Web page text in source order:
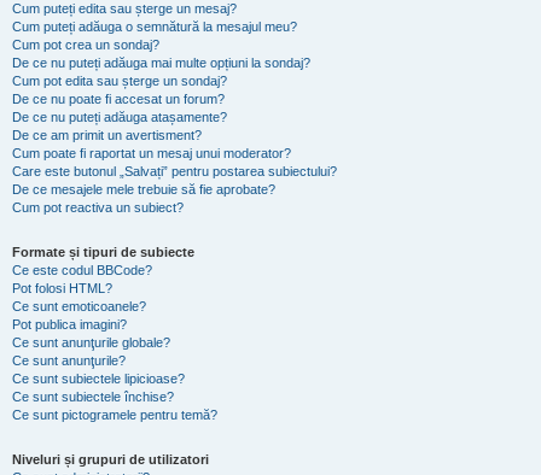
Cum puteți edita sau șterge un mesaj?
Cum puteți adăuga o semnătură la mesajul meu?
Cum pot crea un sondaj?
De ce nu puteți adăuga mai multe opțiuni la sondaj?
Cum pot edita sau șterge un sondaj?
De ce nu poate fi accesat un forum?
De ce nu puteți adăuga atașamente?
De ce am primit un avertisment?
Cum poate fi raportat un mesaj unui moderator?
Care este butonul „Salvați” pentru postarea subiectului?
De ce mesajele mele trebuie să fie aprobate?
Cum pot reactiva un subiect?
Formate și tipuri de subiecte
Ce este codul BBCode?
Pot folosi HTML?
Ce sunt emoticoanele?
Pot publica imagini?
Ce sunt anunţurile globale?
Ce sunt anunţurile?
Ce sunt subiectele lipicioase?
Ce sunt subiectele închise?
Ce sunt pictogramele pentru temă?
Niveluri și grupuri de utilizatori